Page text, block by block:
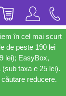
în cel mai scurt
de peste 190 lei
lei); EasyBox,
taxa e 25 lei).
reducere.